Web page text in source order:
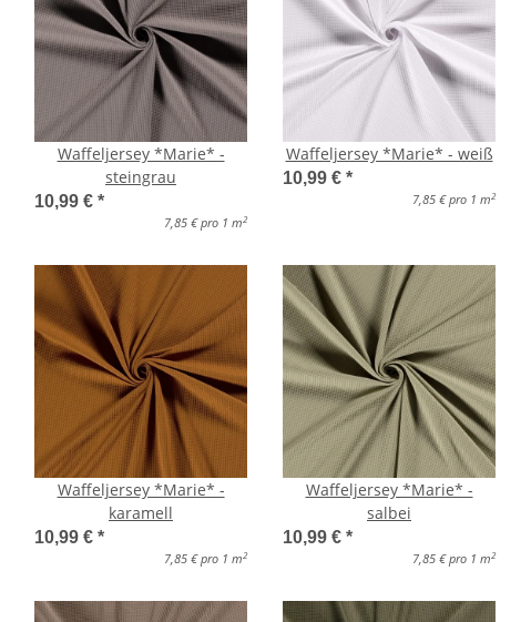
Waffeljersey *Marie* -
steingrau
10,99 € *
7,85 € pro 1 m2
Waffeljersey *Marie* - weiß
10,99 € *
7,85 € pro 1 m2
Waffeljersey *Marie* -
karamell
10,99 € *
7,85 € pro 1 m2
Waffeljersey *Marie* -
salbei
10,99 € *
7,85 € pro 1 m2